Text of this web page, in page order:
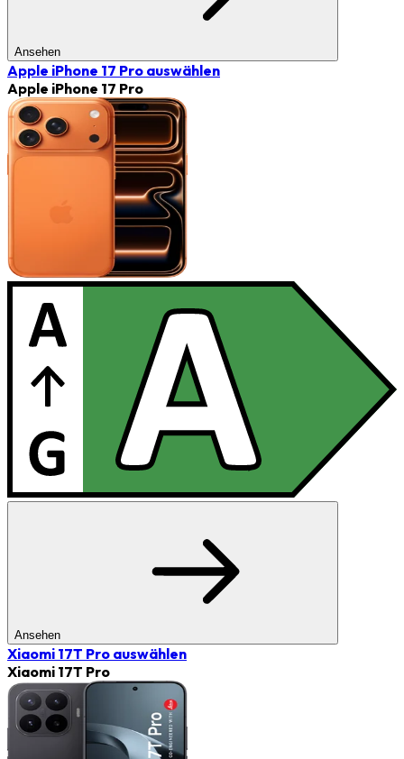
Ansehen
Apple iPhone 17 Pro auswählen
Apple iPhone 17 Pro
Ansehen
Xiaomi 17T Pro auswählen
Xiaomi 17T Pro